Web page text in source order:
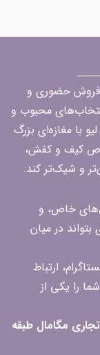
در زمینه فروش حضوری و
محبوب و
با مغازه‌ای بزرگ
کیف و کفش،
و شیک‌تر کند.
خاص، و
در میان
در اینستاگرام، ارتباط
را یکی از
مگامال طبقه